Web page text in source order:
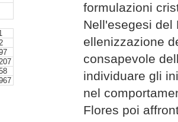
formulazioni
Nell'esegesi del
ellenizzazione
consapevole
individuare gli
nel
Flores poi